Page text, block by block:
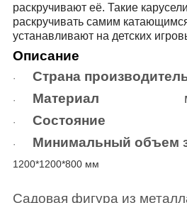
раскручивают её. Такие
раскручивать самим
устанавливают на детских
Описание
· Страна
· Материал
· Состояние
· Минимальный объем
1200*1200*800 мм
Садовая фигура из